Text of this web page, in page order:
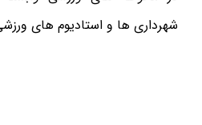
شهرداری ها و استادیوم های